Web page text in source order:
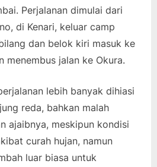
Perjalanan dimulai dari
di Kenari, keluar camp
dan belok kiri masuk ke
menembus jalan ke Okura.
lebih banyak dihiasi
reda, bahkan malah
ajaibnya, meskipun kondisi
curah hujan, namun
luar biasa untuk